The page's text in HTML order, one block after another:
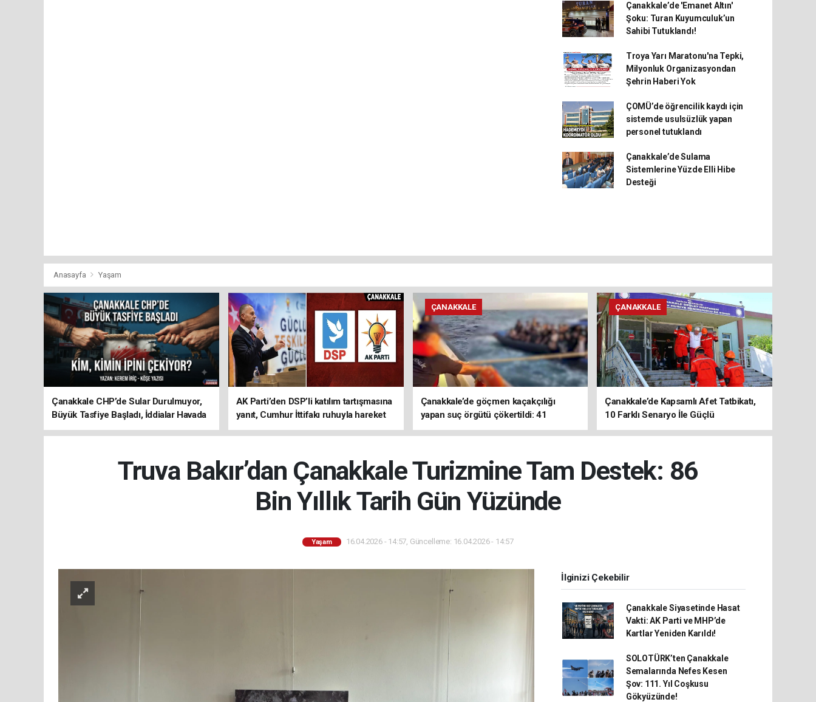
Çanakkale’de 'Emanet Altın'
Şoku: Turan Kuyumculuk’un
Sahibi Tutuklandı!
Troya Yarı Maratonu'na Tepki,
Milyonluk Organizasyondan
Şehrin Haberi Yok
ÇOMÜ’de öğrencilik kaydı için
sistemde usulsüzlük yapan
personel tutuklandı
Çanakkale’de Sulama
Sistemlerine Yüzde Elli Hibe
Desteği
Anasayfa Yaşam
Çanakkale CHP’de Sular Durulmuyor,
Büyük Tasfiye Başladı, İddialar Havada
Uçuşuyor
AK Parti’den DSP’li katılım tartışmasına
yanıt, Cumhur İttifakı ruhuyla hareket
ediyoruz
ÇANAKKALE
Çanakkale’de göçmen kaçakçılığı
yapan suç örgütü çökertildi: 41
tutuklama
ÇANAKKALE
Çanakkale’de Kapsamlı Afet Tatbikatı,
10 Farklı Senaryo İle Güçlü
Koordinasyon
Truva Bakır’dan Çanakkale Turizmine Tam Destek: 86
Bin Yıllık Tarih Gün Yüzünde
Yaşam 16.04.2026 - 14:57, Güncelleme: 16.04.2026 - 14:57
İlginizi Çekebilir
Çanakkale Siyasetinde Hasat
Vakti: AK Parti ve MHP’de
Kartlar Yeniden Karıldı!
SOLOTÜRK’ten Çanakkale
Semalarında Nefes Kesen
Şov: 111. Yıl Coşkusu
Gökyüzünde!